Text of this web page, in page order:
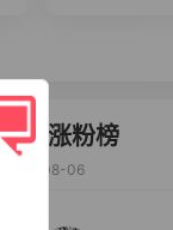
达人涨粉榜
2026-08-06